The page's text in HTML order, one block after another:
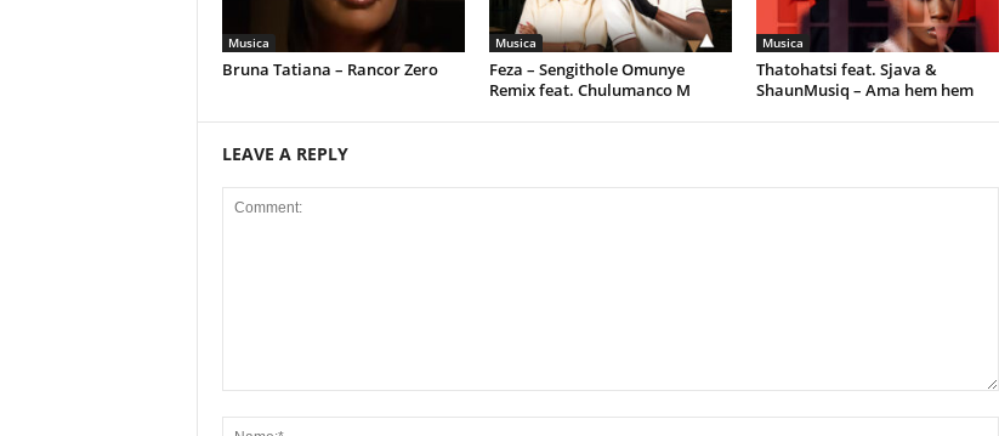
Musica
Bruna Tatiana – Rancor Zero
Musica
Feza – Sengithole Omunye
Remix feat. Chulumanco M
Musica
Thatohatsi feat. Sjava &
ShaunMusiq – Ama hem hem
LEAVE A REPLY